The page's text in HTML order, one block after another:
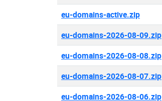
eu-domains-active.zip
eu-domains-2026-08-09.zip
eu-domains-2026-08-08.zip
eu-domains-2026-08-07.zip
eu-domains-2026-08-06.zip